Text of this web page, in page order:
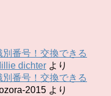
番号！交換できる
dichter より
番号！交換できる
2015 より